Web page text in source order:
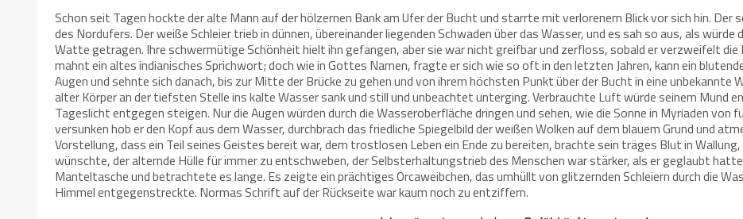
Schon seit Tagen hockte der alte Mann auf der hölzernen Bank am Ufer der Bucht und starrte mit verlorenem Blick vor sich hin. Der
des Nordufers. Der weiße Schleier trieb in dünnen, übereinander liegenden Schwaden über das Wasser, und es sah so aus, als
Watte getragen. Ihre schwermütige Schönheit hielt ihn gefangen, aber sie war nicht greifbar und zerfloss, sobald er verzweifelt die
mahnt ein altes indianisches Sprichwort; doch wie in Gottes Namen, fragte er sich wie so oft in den letzten Jahren, kann ein
Augen und sehnte sich danach, bis zur Mitte der Brücke zu gehen und von ihrem höchsten Punkt über der Bucht in eine unbekannte
alter Körper an der tiefsten Stelle ins kalte Wasser sank und still und unbeachtet unterging. Verbrauchte Luft würde seinem Mund
Tageslicht entgegen steigen. Nur die Augen würden durch die Wasseroberfläche dringen und sehen, wie die Sonne in Myriaden von
versunken hob er den Kopf aus dem Wasser, durchbrach das friedliche Spiegelbild der weißen Wolken auf dem blauem Grund und
Vorstellung, dass ein Teil seines Geistes bereit war, dem trostlosen Leben ein Ende zu bereiten, brachte sein träges Blut in Wallung,
wünschte, der alternde Hülle für immer zu entschweben, der Selbsterhaltungstrieb des Menschen war stärker, als er geglaubt
Manteltasche und betrachtete es lange. Es zeigte ein prächtiges Orcaweibchen, das umhüllt von glitzernden Schleiern durch die
Himmel entgegenstreckte. Normas Schrift auf der Rückseite war kaum noch zu entziffern.